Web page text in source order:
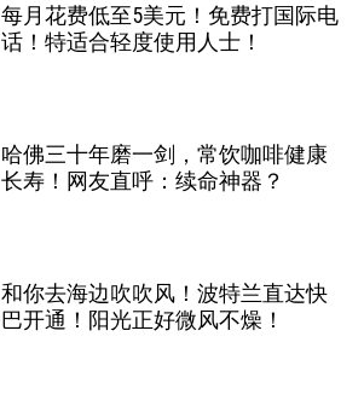
每月花费低至5美元！免费打国际电
话！特适合轻度使用人士！
哈佛三十年磨一剑，常饮咖啡健康
长寿！网友直呼：续命神器？
和你去海边吹吹风！波特兰直达快
巴开通！阳光正好微风不燥！